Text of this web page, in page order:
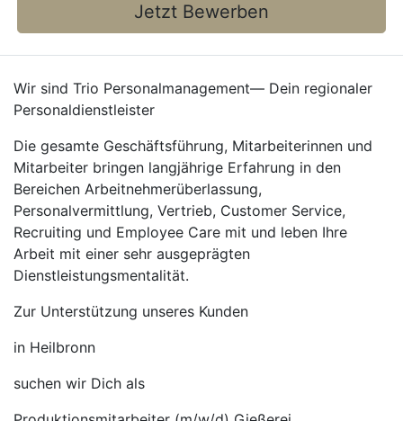
Jetzt Bewerben
Wir sind Trio Personalmanagement— Dein regionaler
Personaldienstleister
Die gesamte Geschäftsführung, Mitarbeiterinnen und
Mitarbeiter bringen langjährige Erfahrung in den
Bereichen Arbeitnehmerüberlassung,
Personalvermittlung, Vertrieb, Customer Service,
Recruiting und Employee Care mit und leben Ihre
Arbeit mit einer sehr ausgeprägten
Dienstleistungsmentalität.
Zur Unterstützung unseres Kunden
in Heilbronn
suchen wir Dich als